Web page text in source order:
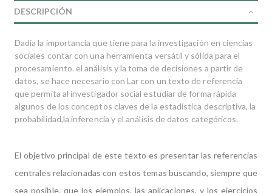
DESCRIPCIÓN
Dadia la importancia que tiene para la investigación en ciencias
sociales contar con una herramienta versátil y sólida para el
procesamiento. el análisis y la toma de decisiones a partir de
datos, se hace necesario con Lar con un texto de referencia
que permita al investigador social estudiar de forma rápida
algunos de los conceptos claves de la estadística descriptiva, la
probabilidad,la inferencia y el análisis de datos categóricos.
El objetivo principal de este texto es presentar las referencias
centrales relacionadas con estos temas buscando, siempre que
sea posible. que los ejemplos. las aplicaciones, y los ejercicios